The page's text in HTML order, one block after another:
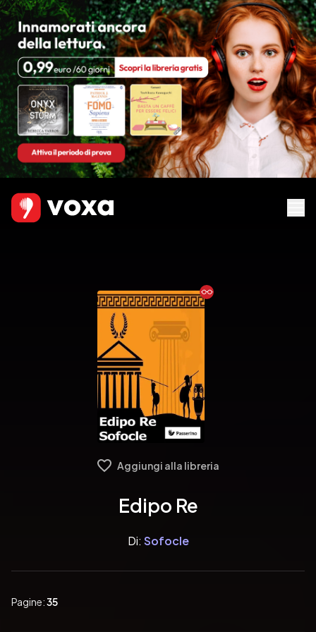
Ebook
Aggiungi alla libreria
Edipo Re
Di: Sofocle
Pagine:35